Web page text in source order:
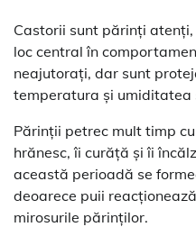
Castorii sunt părinți
loc central în
neajutorați, dar sunt
temperatura și umiditatea
Părinții petrec mult timp
hrănesc, îi curăță și îi
această perioadă se
deoarece puii
mirosurile părinților.